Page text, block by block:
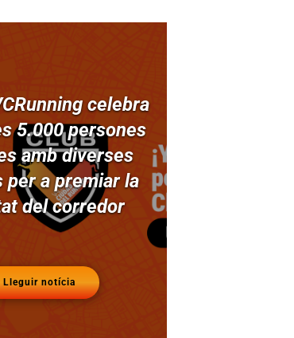
celebra
5.000 persones
amb diverses
per a premiar la
del corredor
Lleguir notícia